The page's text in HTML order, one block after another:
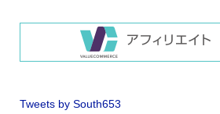
Tweets by South653